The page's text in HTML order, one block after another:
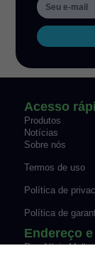
Acesso
Produtos
Notícias
Sobre nós
Termos de uso
Política de
Política de
Endereço
Rua Alícia